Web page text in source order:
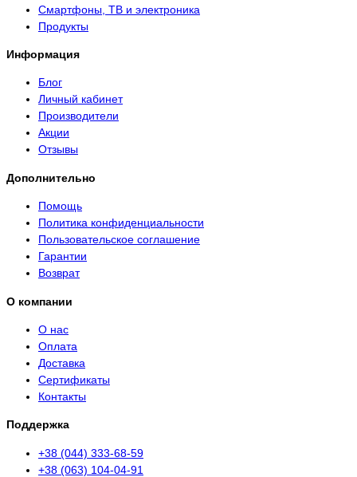
Смартфоны, ТВ и электроника
Продукты
Информация
Блог
Личный кабинет
Производители
Акции
Отзывы
Дополнительно
Помощь
Политика конфиденциальности
Пользовательское соглашение
Гарантии
Возврат
О компании
О нас
Оплата
Доставка
Сертификаты
Контакты
Поддержка
+38 (044) 333-68-59
+38 (063) 104-04-91